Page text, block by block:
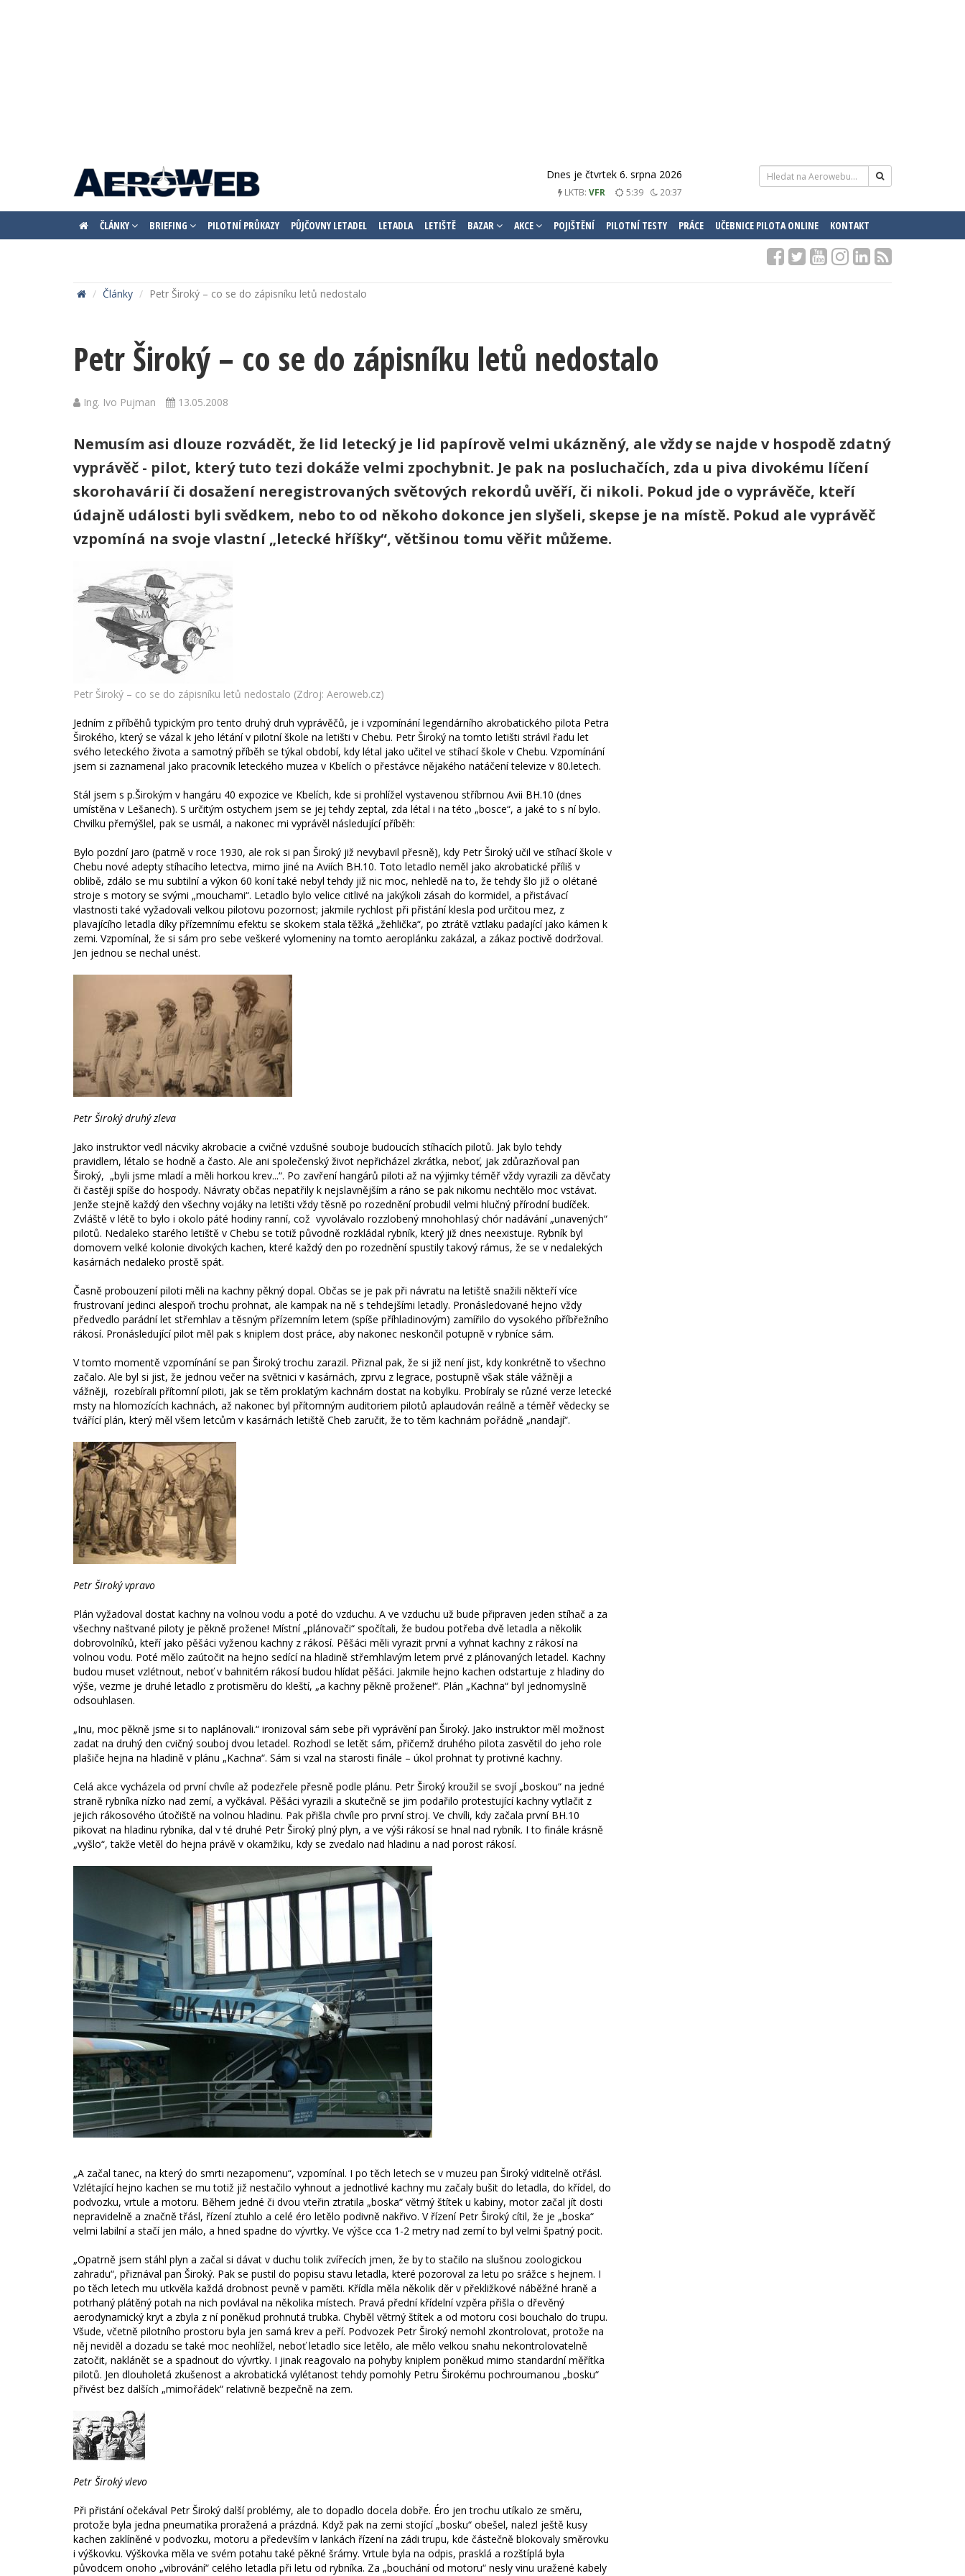
Dnes je čtvrtek 6. srpna 2026
LKTB: VFR 5:39 20:37
ČLÁNKY BRIEFING PILOTNÍ PRŮKAZY PŮJČOVNY LETADEL LETADLA LETIŠTĚ BAZAR AKCE POJIŠTĚNÍ PILOTNÍ TESTY PRÁCE UČEBNICE PILOTA ONLINE KONTAKT
Články Petr Široký – co se do zápisníku letů nedostalo
Petr Široký – co se do zápisníku letů nedostalo
Ing. Ivo Pujman 13.05.2008
Nemusím asi dlouze rozvádět, že lid letecký je lid papírově velmi ukázněný, ale vždy se najde v hospodě zdatný
vyprávěč - pilot, který tuto tezi dokáže velmi zpochybnit. Je pak na posluchačích, zda u piva divokému líčení
skorohavárií či dosažení neregistrovaných světových rekordů uvěří, či nikoli. Pokud jde o vyprávěče, kteří
údajně události byli svědkem, nebo to od někoho dokonce jen slyšeli, skepse je na místě. Pokud ale vyprávěč
vzpomíná na svoje vlastní „letecké hříšky“, většinou tomu věřit můžeme.
Petr Široký – co se do zápisníku letů nedostalo (Zdroj: Aeroweb.cz)
Jedním z příběhů typickým pro tento druhý druh vyprávěčů, je i vzpomínání legendárního akrobatického pilota Petra
Širokého, který se vázal k jeho létání v pilotní škole na letišti v Chebu. Petr Široký na tomto letišti strávil řadu let
svého leteckého života a samotný příběh se týkal období, kdy létal jako učitel ve stíhací škole v Chebu. Vzpomínání
jsem si zaznamenal jako pracovník leteckého muzea v Kbelích o přestávce nějakého natáčení televize v 80.letech.
Stál jsem s p.Širokým v hangáru 40 expozice ve Kbelích, kde si prohlížel vystavenou stříbrnou Avii BH.10 (dnes
umístěna v Lešanech). S určitým ostychem jsem se jej tehdy zeptal, zda létal i na této „bosce“, a jaké to s ní bylo.
Chvilku přemýšlel, pak se usmál, a nakonec mi vyprávěl následující příběh:
Bylo pozdní jaro (patrně v roce 1930, ale rok si pan Široký již nevybavil přesně), kdy Petr Široký učil ve stíhací škole v
Chebu nové adepty stíhacího letectva, mimo jiné na Aviích BH.10. Toto letadlo neměl jako akrobatické příliš v
oblibě, zdálo se mu subtilní a výkon 60 koní také nebyl tehdy již nic moc, nehledě na to, že tehdy šlo již o olétané
stroje s motory se svými „mouchami“. Letadlo bylo velice citlivé na jakýkoli zásah do kormidel, a přistávací
vlastnosti také vyžadovali velkou pilotovu pozornost; jakmile rychlost při přistání klesla pod určitou mez, z
plavajícího letadla díky přízemnímu efektu se skokem stala těžká „žehlička“, po ztrátě vztlaku padající jako kámen k
zemi. Vzpomínal, že si sám pro sebe veškeré vylomeniny na tomto aeroplánku zakázal, a zákaz poctivě dodržoval.
Jen jednou se nechal unést.
Petr Široký druhý zleva
Jako instruktor vedl nácviky akrobacie a cvičné vzdušné souboje budoucích stíhacích pilotů. Jak bylo tehdy
pravidlem, létalo se hodně a často. Ale ani společenský život nepřicházel zkrátka, neboť, jak zdůrazňoval pan
Široký, „byli jsme mladí a měli horkou krev...“. Po zavření hangárů piloti až na výjimky téměř vždy vyrazili za děvčaty
či častěji spíše do hospody. Návraty občas nepatřily k nejslavnějším a ráno se pak nikomu nechtělo moc vstávat.
Jenže stejně každý den všechny vojáky na letišti vždy těsně po rozednění probudil velmi hlučný přírodní budíček.
Zvláště v létě to bylo i okolo páté hodiny ranní, což vyvolávalo rozzlobený mnohohlasý chór nadávání „unavených“
pilotů. Nedaleko starého letiště v Chebu se totiž původně rozkládal rybník, který již dnes neexistuje. Rybník byl
domovem velké kolonie divokých kachen, které každý den po rozednění spustily takový rámus, že se v nedalekých
kasárnách nedaleko prostě spát.
Časně probouzení piloti měli na kachny pěkný dopal. Občas se je pak při návratu na letiště snažili někteří více
frustrovaní jedinci alespoň trochu prohnat, ale kampak na ně s tehdejšími letadly. Pronásledované hejno vždy
předvedlo parádní let střemhlav a těsným přízemním letem (spíše příhladinovým) zamířilo do vysokého příbřežního
rákosí. Pronásledující pilot měl pak s kniplem dost práce, aby nakonec neskončil potupně v rybníce sám.
V tomto momentě vzpomínání se pan Široký trochu zarazil. Přiznal pak, že si již není jist, kdy konkrétně to všechno
začalo. Ale byl si jist, že jednou večer na světnici v kasárnách, zprvu z legrace, postupně však stále vážněji a
vážněji, rozebírali přítomní piloti, jak se těm proklatým kachnám dostat na kobylku. Probíraly se různé verze letecké
msty na hlomozících kachnách, až nakonec byl přítomným auditoriem pilotů aplaudován reálně a téměř vědecky se
tvářící plán, který měl všem letcům v kasárnách letiště Cheb zaručit, že to těm kachnám pořádně „nandají“.
Petr Široký vpravo
Plán vyžadoval dostat kachny na volnou vodu a poté do vzduchu. A ve vzduchu už bude připraven jeden stíhač a za
všechny naštvané piloty je pěkně prožene! Místní „plánovači“ spočítali, že budou potřeba dvě letadla a několik
dobrovolníků, kteří jako pěšáci vyženou kachny z rákosí. Pěšáci měli vyrazit první a vyhnat kachny z rákosí na
volnou vodu. Poté mělo zaútočit na hejno sedící na hladině střemhlavým letem prvé z plánovaných letadel. Kachny
budou muset vzlétnout, neboť v bahnitém rákosí budou hlídat pěšáci. Jakmile hejno kachen odstartuje z hladiny do
výše, vezme je druhé letadlo z protisměru do kleští, „a kachny pěkně prožene!“. Plán „Kachna“ byl jednomyslně
odsouhlasen.
„Inu, moc pěkně jsme si to naplánovali.“ ironizoval sám sebe při vyprávění pan Široký. Jako instruktor měl možnost
zadat na druhý den cvičný souboj dvou letadel. Rozhodl se letět sám, přičemž druhého pilota zasvětil do jeho role
plašiče hejna na hladině v plánu „Kachna“. Sám si vzal na starosti finále – úkol prohnat ty protivné kachny.
Celá akce vycházela od první chvíle až podezřele přesně podle plánu. Petr Široký kroužil se svojí „boskou“ na jedné
straně rybníka nízko nad zemí, a vyčkával. Pěšáci vyrazili a skutečně se jim podařilo protestující kachny vytlačit z
jejich rákosového útočiště na volnou hladinu. Pak přišla chvíle pro první stroj. Ve chvíli, kdy začala první BH.10
pikovat na hladinu rybníka, dal v té druhé Petr Široký plný plyn, a ve výši rákosí se hnal nad rybník. I to finále krásně
„vyšlo“, takže vletěl do hejna právě v okamžiku, kdy se zvedalo nad hladinu a nad porost rákosí.
„A začal tanec, na který do smrti nezapomenu“, vzpomínal. I po těch letech se v muzeu pan Široký viditelně otřásl.
Vzlétající hejno kachen se mu totiž již nestačilo vyhnout a jednotlivé kachny mu začaly bušit do letadla, do křídel, do
podvozku, vrtule a motoru. Během jedné či dvou vteřin ztratila „boska“ větrný štítek u kabiny, motor začal jít dosti
nepravidelně a značně třásl, řízení ztuhlo a celé éro letělo podivně nakřivo. V řízení Petr Široký cítil, že je „boska“
velmi labilní a stačí jen málo, a hned spadne do vývrtky. Ve výšce cca 1-2 metry nad zemí to byl velmi špatný pocit.
„Opatrně jsem stáhl plyn a začal si dávat v duchu tolik zvířecích jmen, že by to stačilo na slušnou zoologickou
zahradu“, přiznával pan Široký. Pak se pustil do popisu stavu letadla, které pozoroval za letu po srážce s hejnem. I
po těch letech mu utkvěla každá drobnost pevně v paměti. Křídla měla několik děr v překližkové náběžné hraně a
potrhaný plátěný potah na nich povlával na několika místech. Pravá přední křídelní vzpěra přišla o dřevěný
aerodynamický kryt a zbyla z ní poněkud prohnutá trubka. Chyběl větrný štítek a od motoru cosi bouchalo do trupu.
Všude, včetně pilotního prostoru byla jen samá krev a peří. Podvozek Petr Široký nemohl zkontrolovat, protože na
něj neviděl a dozadu se také moc neohlížel, neboť letadlo sice letělo, ale mělo velkou snahu nekontrolovatelně
zatočit, naklánět se a spadnout do vývrtky. I jinak reagovalo na pohyby kniplem poněkud mimo standardní měřítka
pilotů. Jen dlouholetá zkušenost a akrobatická vylétanost tehdy pomohly Petru Širokému pochroumanou „bosku“
přivést bez dalších „mimořádek“ relativně bezpečně na zem.
Petr Široký vlevo
Při přistání očekával Petr Široký další problémy, ale to dopadlo docela dobře. Éro jen trochu utíkalo ze směru,
protože byla jedna pneumatika proražená a prázdná. Když pak na zemi stojící „bosku“ obešel, nalezl ještě kusy
kachen zaklíněné v podvozku, motoru a především v lankách řízení na zádi trupu, kde částečně blokovaly směrovku
i výškovku. Výškovka měla ve svém potahu také pěkné šrámy. Vrtule byla na odpis, prasklá a rozštíplá byla
původcem onoho „vibrování“ celého letadla při letu od rybníka. Za „bouchání od motoru“ nesly vinu uražené kabely